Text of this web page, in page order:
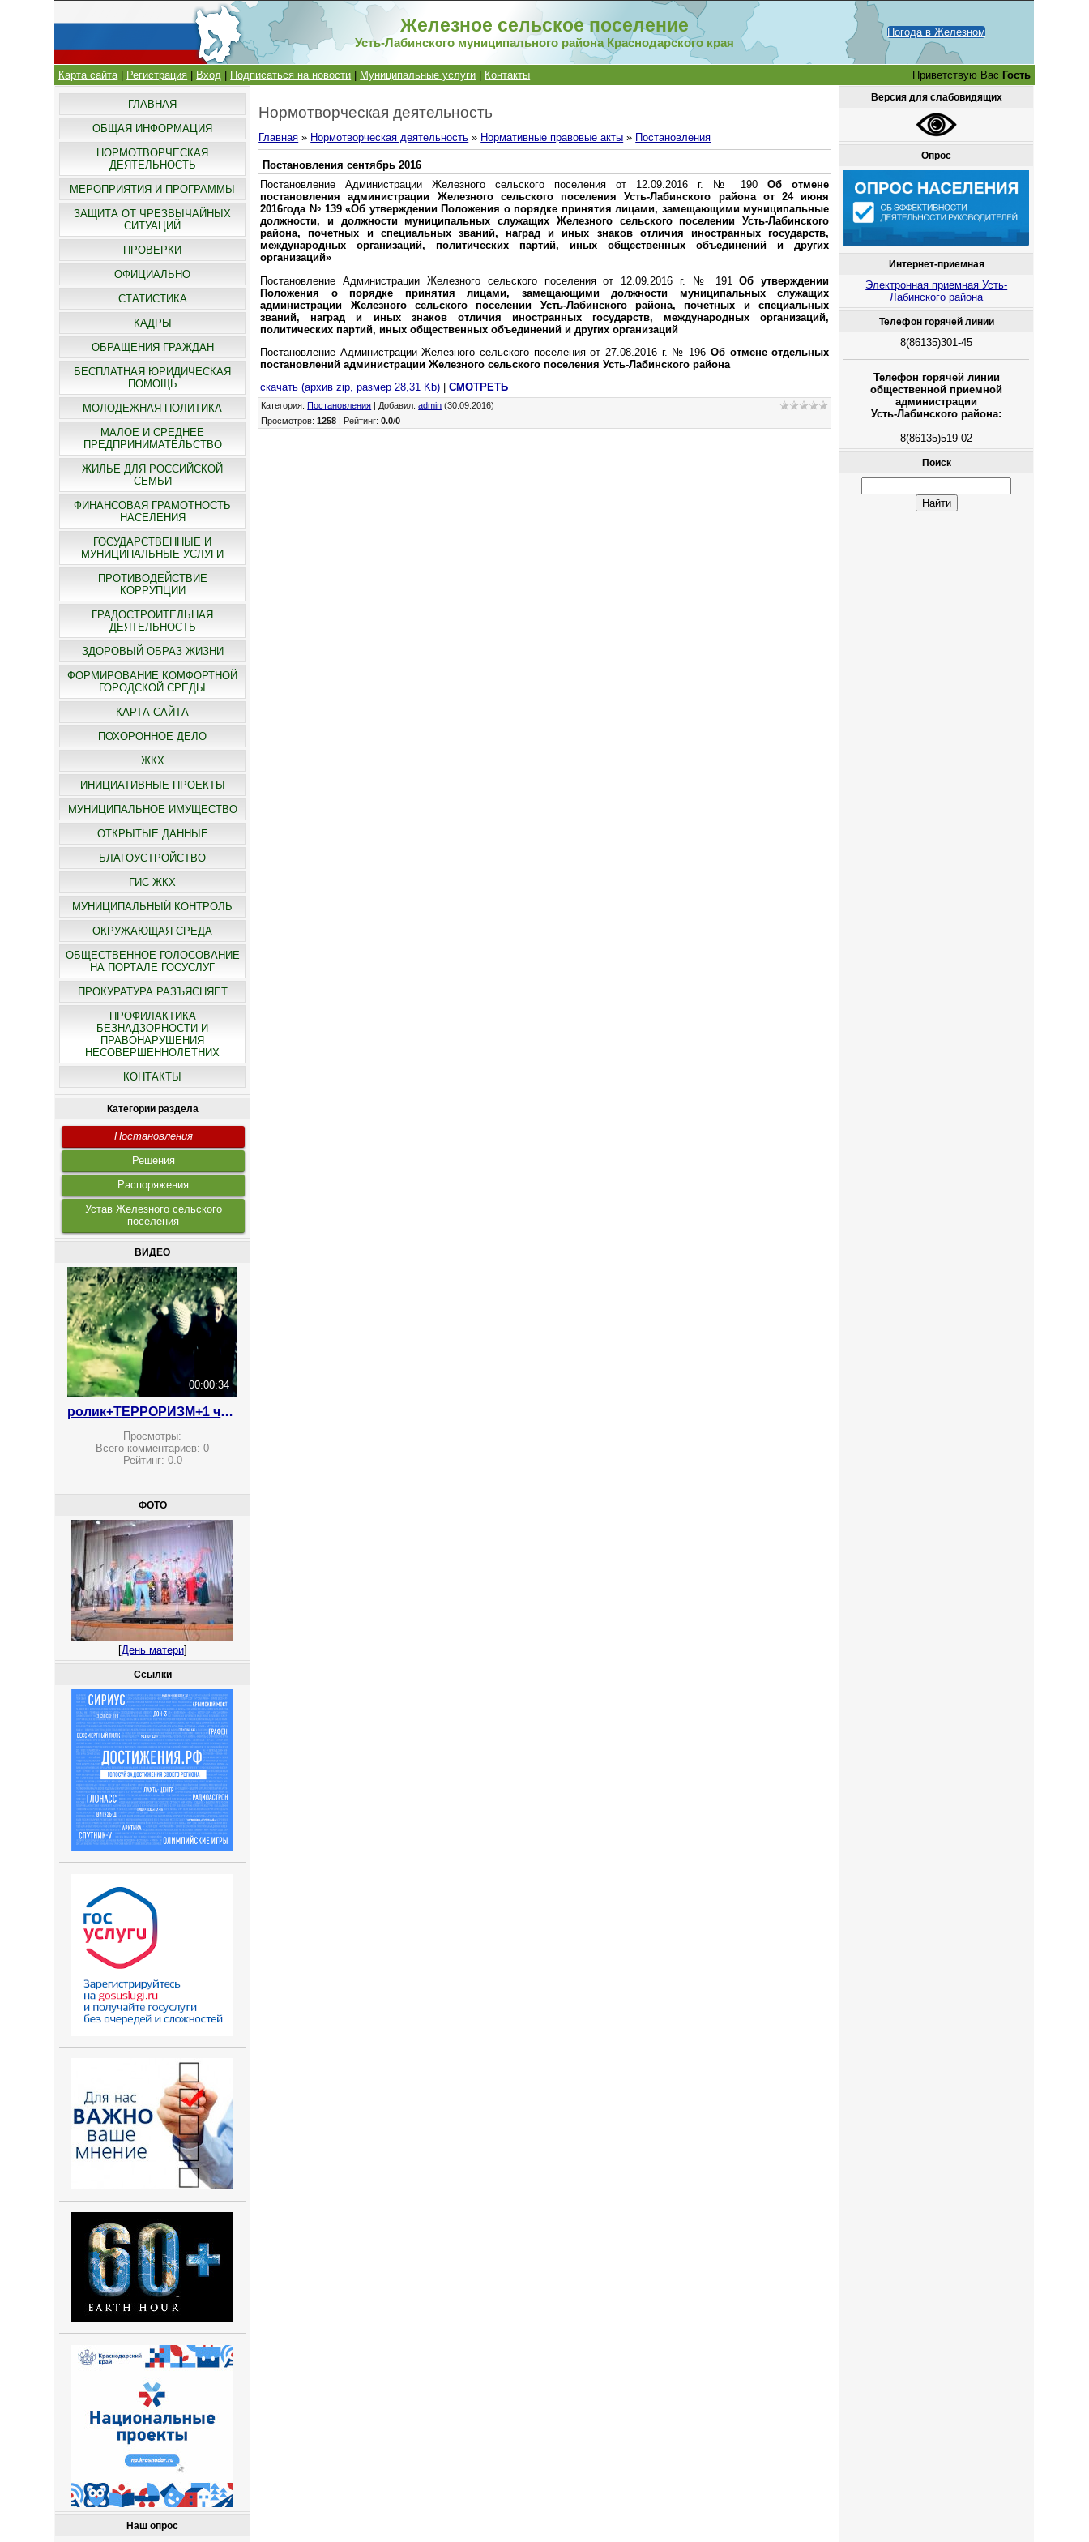
Железное сельское поселение
Усть-Лабинского муниципального района Краснодарского края
Погода в Железном
Карта сайта| Регистрация Вход Подписаться на новости Муниципальные услуги Контакты Приветствую Вас Гость
ГЛАВНАЯ
ОБЩАЯ ИНФОРМАЦИЯ
НОРМОТВОРЧЕСКАЯ
ДЕЯТЕЛЬНОСТЬ
МЕРОПРИЯТИЯ И ПРОГРАММЫ
ЗАЩИТА ОТ ЧРЕЗВЫЧАЙНЫХ
СИТУАЦИЙ
ПРОВЕРКИ
ОФИЦИАЛЬНО
СТАТИСТИКА
КАДРЫ
ОБРАЩЕНИЯ ГРАЖДАН
БЕСПЛАТНАЯ ЮРИДИЧЕСКАЯ
ПОМОЩЬ
МОЛОДЕЖНАЯ ПОЛИТИКА
МАЛОЕ И СРЕДНЕЕ
ПРЕДПРИНИМАТЕЛЬСТВО
ЖИЛЬЕ ДЛЯ РОССИЙСКОЙ
СЕМЬИ
ФИНАНСОВАЯ ГРАМОТНОСТЬ
НАСЕЛЕНИЯ
ГОСУДАРСТВЕННЫЕ И
МУНИЦИПАЛЬНЫЕ УСЛУГИ
ПРОТИВОДЕЙСТВИЕ
КОРРУПЦИИ
ГРАДОСТРОИТЕЛЬНАЯ
ДЕЯТЕЛЬНОСТЬ
ЗДОРОВЫЙ ОБРАЗ ЖИЗНИ
ФОРМИРОВАНИЕ КОМФОРТНОЙ
ГОРОДСКОЙ СРЕДЫ
КАРТА САЙТА
ПОХОРОННОЕ ДЕЛО
ЖКХ
ИНИЦИАТИВНЫЕ ПРОЕКТЫ
МУНИЦИПАЛЬНОЕ ИМУЩЕСТВО
ОТКРЫТЫЕ ДАННЫЕ
БЛАГОУСТРОЙСТВО
ГИС ЖКХ
МУНИЦИПАЛЬНЫЙ КОНТРОЛЬ
ОКРУЖАЮЩАЯ СРЕДА
ОБЩЕСТВЕННОЕ ГОЛОСОВАНИЕ
НА ПОРТАЛЕ ГОСУСЛУГ
ПРОКУРАТУРА РАЗЪЯСНЯЕТ
ПРОФИЛАКТИКА
БЕЗНАДЗОРНОСТИ И
ПРАВОНАРУШЕНИЯ
НЕСОВЕРШЕННОЛЕТНИХ
КОНТАКТЫ
Категории раздела
Постановления
Решения
Распоряжения
Устав Железного сельского
поселения
ВИДЕО
00:00:34
ролик+ТЕРРОРИЗМ+1 что делают ваши дети
Просмотры:
Всего комментариев:0
Рейтинг: 0.0
ФОТО
[День матери]
Ссылки
Наш опрос
Нормотворческая деятельность
Главная » Нормотворческая деятельность » Нормативные правовые акты » Постановления
Постановления сентябрь 2016
Постановление Администрации Железного сельского поселения от 12.09.2016 г. № 190Об отмене
постановления администрации Железного сельского поселения Усть-Лабинского района от 24 июня
2016года № 139 «Об утверждении Положения о порядке принятия лицами, замещающими муниципальные
должности, и должности муниципальных служащих Железного сельского поселении Усть-Лабинского
района, почетных и специальных званий, наград и иных знаков отличия иностранных государств,
международных организаций, политических партий, иных общественных объединений и других
организаций»
Постановление Администрации Железного сельского поселения от 12.09.2016 г. № 191Об утверждении
Положения о порядке принятия лицами, замещающими должности муниципальных служащих
администрации Железного сельского поселении Усть-Лабинского района, почетных и специальных
званий, наград и иных знаков отличия иностранных государств, международных организаций,
политических партий, иных общественных объединений и других организаций
Постановление Администрации Железного сельского поселения от 27.08.2016 г. № 196 Об отмене отдельных
постановлений администрации Железного сельского поселения Усть-Лабинского района
скачать (архив zip, размер 28,31 Kb) |СМОТРЕТЬ
Категория: Постановления Добавил:admin (30.09.2016)
Просмотров:1258 Рейтинг:0.0/0
Версия для слабовидящих
Опрос
Интернет-приемная
Электронная приемная Усть-
Лабинского района
Телефон горячей линии
8(86135)301-45
Телефон горячей линии
общественной приемной
администрации
Усть-Лабинского района:
8(86135)519-02
Поиск